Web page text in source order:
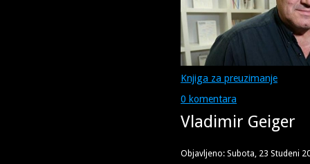
Knjiga za preuzimanje
0 komentara
Vladimir Geiger
Objavljeno: Subota, 23 Studeni